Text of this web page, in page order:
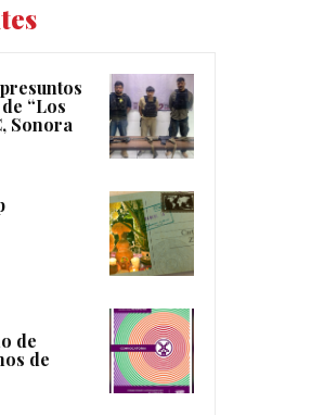
“Los
Sonora
de
de